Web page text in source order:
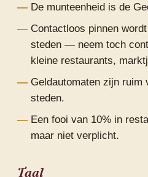
De munteenheid is de
Contactloos pinnen
steden — neem toch
kleine restaurants,
Geldautomaten zijn ruim
steden.
Een fooi van 10% in
maar niet verplicht.
Taal